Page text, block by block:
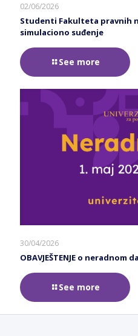
02/06/2026
Studenti Fakulteta pravnih
simulaciono suđenje
See more
30/04/2026
OBAVJEŠTENJE o neradnom
See more